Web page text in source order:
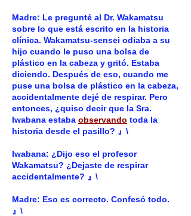
Madre: Le pregunté al Dr. Wakamatsu
sobre lo que está escrito en la historia
clínica. Wakamatsu-sensei odiaba a su
hijo cuando le puso una bolsa de
plástico en la cabeza y gritó. Estaba
diciendo. Después de eso, cuando me
puse una bolsa de plástico en la cabeza,
accidentalmente dejé de respirar. Pero
entonces, ¿quiso decir que la Sra.
Iwabana estaba observando toda la
historia desde el pasillo? 』\
Iwabana: ¿Dijo eso el profesor
Wakamatsu? ¿Dejaste de respirar
accidentalmente? 』\
Madre: Eso es correcto. Confesó todo.
』\